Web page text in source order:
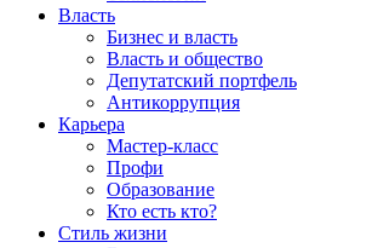
Власть
Бизнес и власть
Власть и общество
Депутатский портфель
Антикоррупция
Карьера
Мастер-класс
Профи
Образование
Кто есть кто?
Стиль жизни